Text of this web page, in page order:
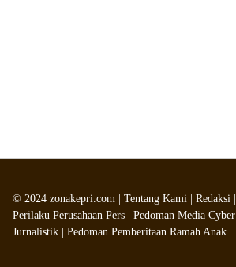
© 2024 zonakepri.com | Tentang Kami | Redaksi |
Perilaku Perusahaan Pers | Pedoman Media Cyber
Jurnalistik | Pedoman Pemberitaan Ramah Anak